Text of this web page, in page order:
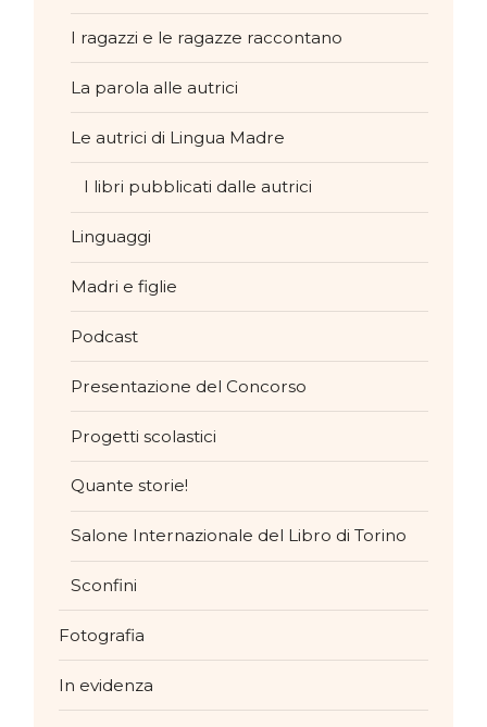
I ragazzi e le ragazze raccontano
La parola alle autrici
Le autrici di Lingua Madre
I libri pubblicati dalle autrici
Linguaggi
Madri e figlie
Podcast
Presentazione del Concorso
Progetti scolastici
Quante storie!
Salone Internazionale del Libro di Torino
Sconfini
Fotografia
In evidenza